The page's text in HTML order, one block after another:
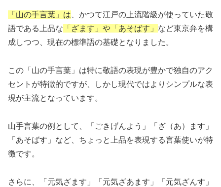
「山の手言葉」は 、かつて江戸の上流階級が使っていた敬
語である上品な 「ざます」や「あそばす」 など東京弁を構
成しつつ、現在の標準語の基礎となりました。
この「山の手言葉」は特に敬語の表現が豊かで独自のアク
セントが特徴的ですが、しかし現代ではよりシンプルな表
現が主流となっています。
山手言葉の例として、「ごきげんよう」「ざ（あ）ます」
「あそばす」など、ちょっと上品を表現する言葉使いが特
徴です。
さらに、「元気ざます」「元気ざあます」「元気ざんす」